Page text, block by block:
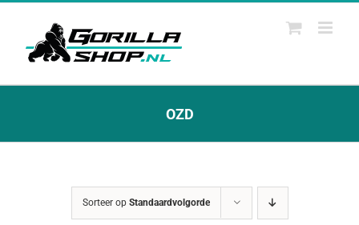
Ga
OZD
Sorteer op Standaardvolgorde